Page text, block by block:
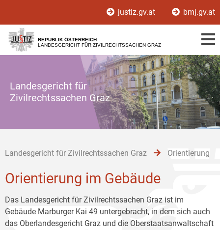
[1]
[2]
[3]
justiz.gv.at bmj.gv.at
REPUBLIK ÖSTERREICH
LANDESGERICHT FÜR ZIVILRECHTSSACHEN GRAZ
Landesgericht für
Zivilrechtssachen Graz
Landesgericht für Zivilrechtssachen Graz Orientierung
Orientierung im Gebäude
Das Landesgericht für Zivilrechtssachen Graz ist im
Gebäude Marburger Kai 49 untergebracht, in dem sich auch
das Oberlandesgericht Graz und die Oberstaatsanwaltschaft